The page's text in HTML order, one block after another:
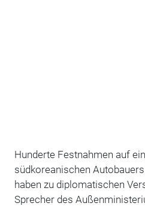
Hunderte Festnahmen auf
südkoreanischen Autobauers
haben zu diplomatischen
Sprecher des